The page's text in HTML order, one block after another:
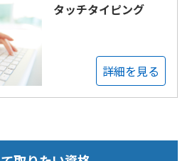
タッチタイピング
詳細を見る